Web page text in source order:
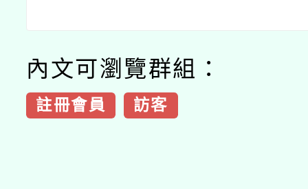
內文可瀏覽群組：
註冊會員 訪客